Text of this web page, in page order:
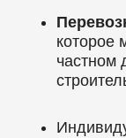
которое
частном